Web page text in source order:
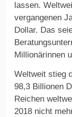
lassen.
vergangenen
Dollar. Das
Millionärinnen
Weltweit stieg
98,3 Billionen
Reichen
2018 nicht